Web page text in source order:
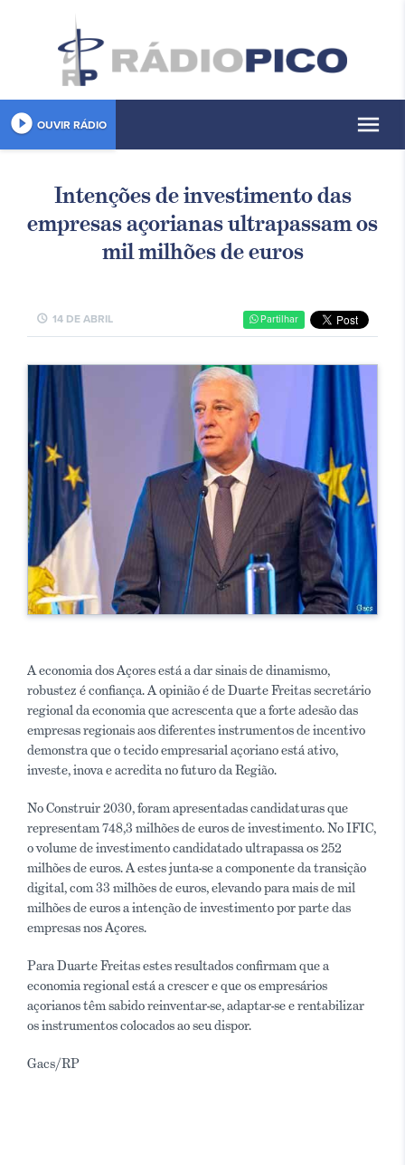
play_circle_filled OUVIR RÁDIO menu
Intenções de investimento das
empresas açorianas ultrapassam os
mil milhões de euros
schedule 14 DE ABRIL Partilhar
A economia dos Açores está a dar sinais de dinamismo,
robustez é confiança. A opinião é de Duarte Freitas secretário
regional da economia que acrescenta que a forte adesão das
empresas regionais aos diferentes instrumentos de incentivo
demonstra que o tecido empresarial açoriano está ativo,
investe, inova e acredita no futuro da Região.
No Construir 2030, foram apresentadas candidaturas que
representam 748,3 milhões de euros de investimento. No IFIC,
o volume de investimento candidatado ultrapassa os 252
milhões de euros. A estes junta-se a componente da transição
digital, com 33 milhões de euros, elevando para mais de mil
milhões de euros a intenção de investimento por parte das
empresas nos Açores.
Para Duarte Freitas estes resultados confirmam que a
economia regional está a crescer e que os empresários
açorianos têm sabido reinventar-se, adaptar-se e rentabilizar
os instrumentos colocados ao seu dispor.
Gacs/RP